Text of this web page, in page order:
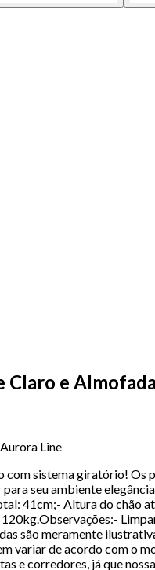
e
Line
sistema giratório!
seu ambiente
41cm;- Altura do chão
são meramente
de acordo com o
corredores, já que